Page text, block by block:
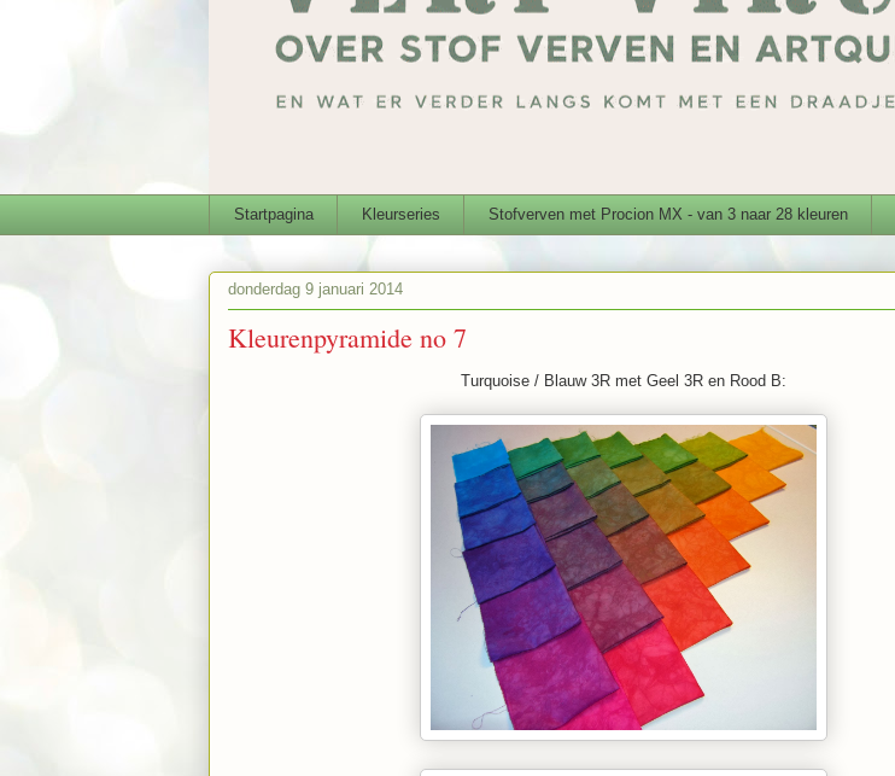
Startpagina Kleurseries Stofverven met Procion MX - van 3 naar 28 kleuren
donderdag 9 januari 2014
Kleurenpyramide no 7
Turquoise / Blauw 3R met Geel 3R en Rood B: